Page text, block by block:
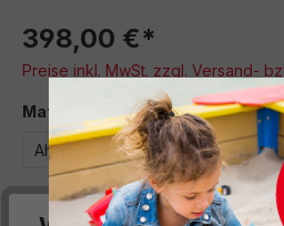
398,00 €*
Preise inkl. MwSt. zzgl. Versand-
Material auswählen
Ahorn Dekor Buche Dekor
Breite (cm)auswählen